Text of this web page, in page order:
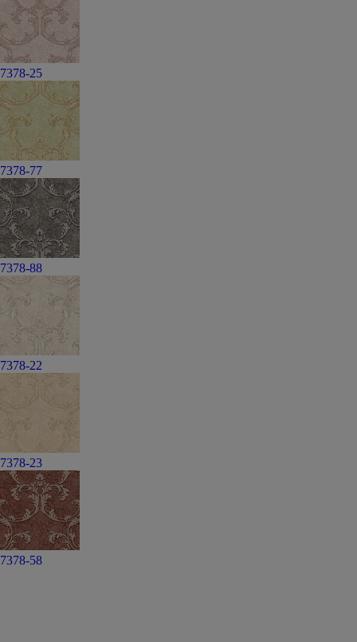
7378-25
7378-77
7378-88
7378-22
7378-23
7378-58